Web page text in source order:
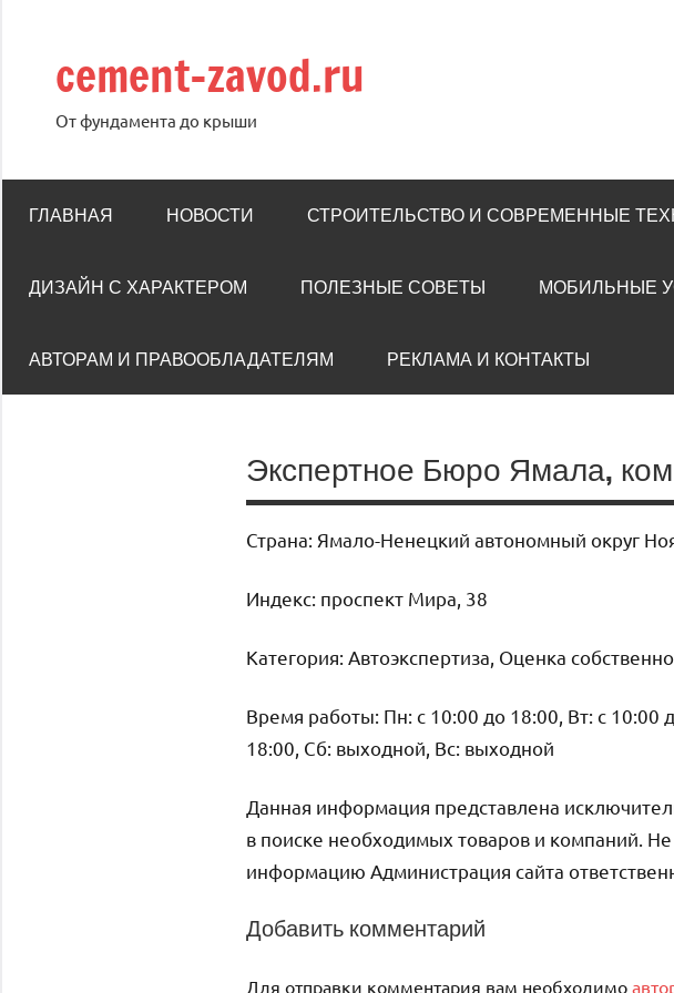
содержимому
cement-zavod.ru
От фундамента до крыши
ГЛАВНАЯ НОВОСТИ СТРОИТЕЛЬСТВО И СОВРЕМЕННЫЕ
ДИЗАЙН С ХАРАКТЕРОМ ПОЛЕЗНЫЕ СОВЕТЫ МОБИЛЬНЫЕ
АВТОРАМ И ПРАВООБЛАДАТЕЛЯМ РЕКЛАМА И КОНТАКТЫ
Экспертное Бюро Ямала,
Страна: Ямало-Ненецкий автономный округ
Индекс: проспект Мира, 38
Категория: Автоэкспертиза, Оценка
Время работы: Пн: с 10:00 до 18:00, Вт: с 10:00
18:00, Сб: выходной, Вс: выходной
Данная информация представлена
в поиске необходимых товаров и компаний.
информацию Администрация сайта
Добавить комментарий
Для отправки комментария вам необходимо